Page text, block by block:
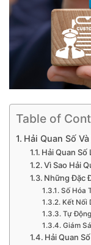
Table of
Hải Quan Số
Hải Quan Số
Vì Sao Hải
Những Đặc
Số Hóa
Kết Nối
Tự
Giám
Hải Quan